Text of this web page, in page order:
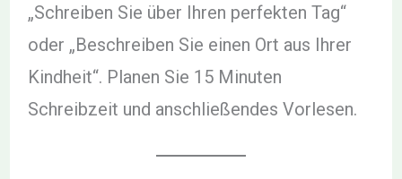
„Schreiben Sie über Ihren perfekten Tag“
oder „Beschreiben Sie einen Ort aus Ihrer
Kindheit“. Planen Sie 15 Minuten
Schreibzeit und anschließendes Vorlesen.